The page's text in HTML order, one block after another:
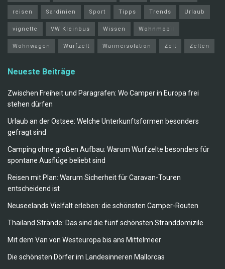
reisen Sardinien Sport Tipps Trends Urlaub
vignette VW Kleinbus Wissen Wohnmobil
Wohnwagen Wurfzelt Wärmeisolation Zelt Zelten
Neueste Beiträge
Zwischen Freiheit und Paragrafen: Wo Camper in Europa frei
stehen dürfen
Urlaub an der Ostsee: Welche Unterkunftsformen besonders
gefragt sind
Camping ohne großen Aufbau: Warum Wurfzelte besonders für
spontane Ausflüge beliebt sind
Reisen mit Plan: Warum Sicherheit für Caravan-Touren
entscheidend ist
Neuseelands Vielfalt erleben: die schönsten Camper-Routen
Thailand Strände: Das sind die fünf schönsten Stranddomizile
Mit dem Van von Westeuropa bis ans Mittelmeer
Die schönsten Dörfer im Landesinneren Mallorcas